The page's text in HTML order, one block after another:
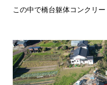
この中で橋台躯体コンクリー